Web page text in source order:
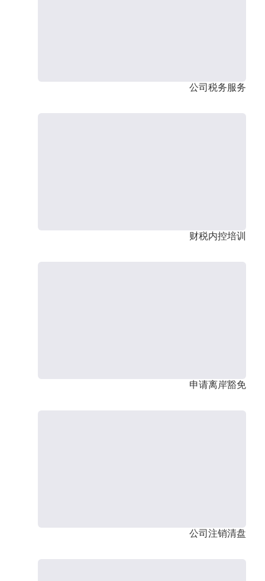
公司税务服务
财税内控培训
申请离岸豁免
公司注销清盘